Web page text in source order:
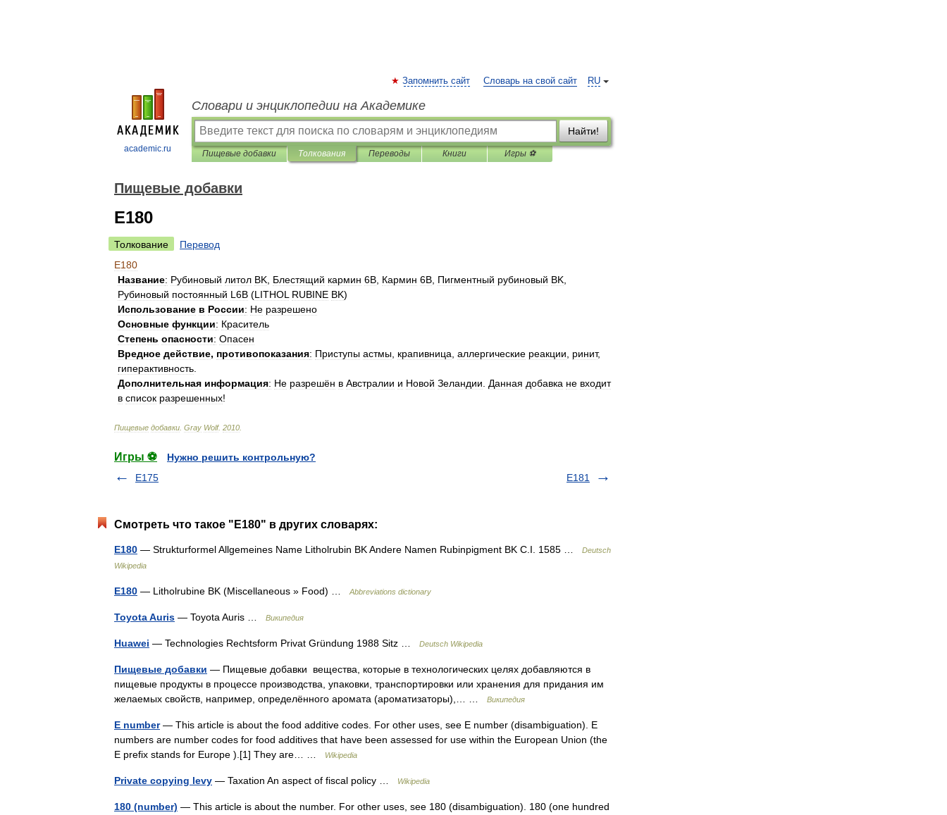
academic.ru
RU
Запомнить сайт Словарь на свой сайт
Словари и энциклопедии на Академике
Найти!
Пищевые добавки Толкования Переводы Книги Игры ⚽
Пищевые добавки
E180
Толкование
Перевод
E180
Название: Рубиновый литол BK Блестящий кармин 6B Кармин 6B Пигментный рубиновый BK
Рубиновый постоянный L6B (LITHOL RUBINE BK)
Использование в России: Не разрешено
Основные функции: Краситель
Степень опасности: Опасен
Вредное действие, противопоказания: Приступы астмы крапивница аллергические реакции ринит,
гиперактивность
Дополнительная информация: Не разрешён в Австралии и Новой Зеландии Данная добавка не входит
в список разрешенных!
Пищевые добавки Gray Wolf. 2010
Игры ⚽
Нужно решить контрольную?
E175
E181
Смотреть что такое "E180" в других словарях:
E180 — Strukturformel Allgemeines Name Litholrubin BK Andere Namen Rubinpigment BK C.I. 1585 …
Deutsch
Wikipedia
E180 — Litholrubine BK (Miscellaneous » Food) … Abbreviations dictionary
Toyota Auris — Toyota Auris … Википедия
Huawei — Technologies Rechtsform Privat Gründung 1988 Sitz … Deutsch Wikipedia
Пищевые добавки — Пищевые добавки вещества, которые в технологических целях добавляются в
пищевые продукты в процессе производства, упаковки, транспортировки или хранения для придания им
желаемых свойств, например, определённого аромата (ароматизаторы),… …
Википедия
E number— This article is about the food additive codes. For other uses, see E number (disambiguation). E
numbers are number codes for food additives that have been assessed for use within the European Union (the
E prefix stands for Europe ).[1] They are… …
Wikipedia
Private copying levy — Taxation An aspect of fiscal policy … Wikipedia
180 (number) — This article is about the number. For other uses, see 180 (disambiguation). 180 (one hundred